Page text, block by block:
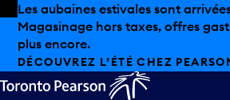
Skip to offers
Passer au contenu principal
Les aubaines estivales sont
Magasinage hors taxes, offres
plus encore.
DÉCOUVREZ L’ÉTÉ CHEZ